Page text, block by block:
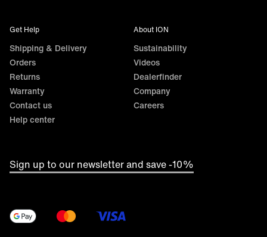
Get Help
Shipping & Delivery
Orders
Returns
Warranty
Contact us
Help center
About ION
Sustainability
Videos
Dealerfinder
Company
Careers
Sign up to our newsletter and save -10%